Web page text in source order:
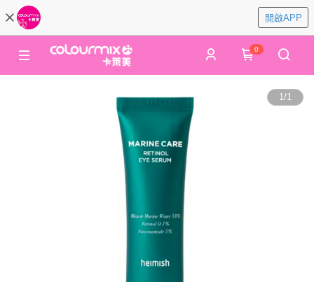
開啟APP
0
1/1